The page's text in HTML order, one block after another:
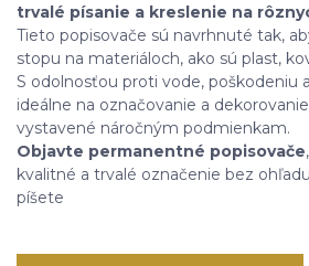
trvalé písanie a kreslenie na
Tieto popisovače sú navrhnuté tak,
stopu na materiáloch, ako sú plast,
S odolnosťou proti vode, poškodeniu
ideálne na označovanie a
vystavené náročným podmienkam.
Objavte permanentné popisovače
kvalitné a trvalé označenie bez
píšete